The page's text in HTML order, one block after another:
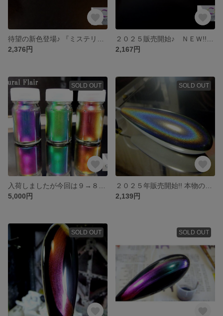
2,376円
2,167円
SOLD OUT
5,000円
SOLD OUT
2,139円
SOLD OUT SOLD OUT